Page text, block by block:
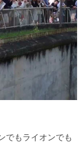
でもライオンでも